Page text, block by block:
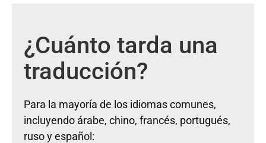
¿Cuánto tarda una
traducción?
Para la mayoría de los idiomas comunes,
incluyendo árabe, chino, francés, portugués,
ruso y español: